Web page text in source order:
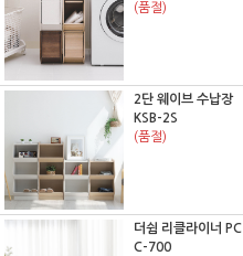
(품절)
2단 웨이브 수납장
KSB-2S
(품절)
더쉼 리클라이너 PC
C-700